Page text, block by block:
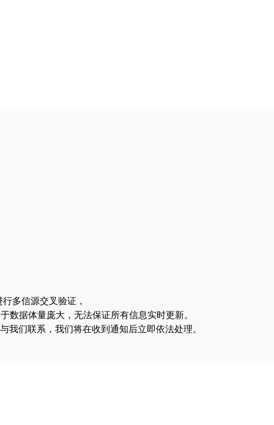
多信源交叉验证，
数据体量庞大，无法保证所有信息实时更新。
们联系，我们将在收到通知后立即依法处理。